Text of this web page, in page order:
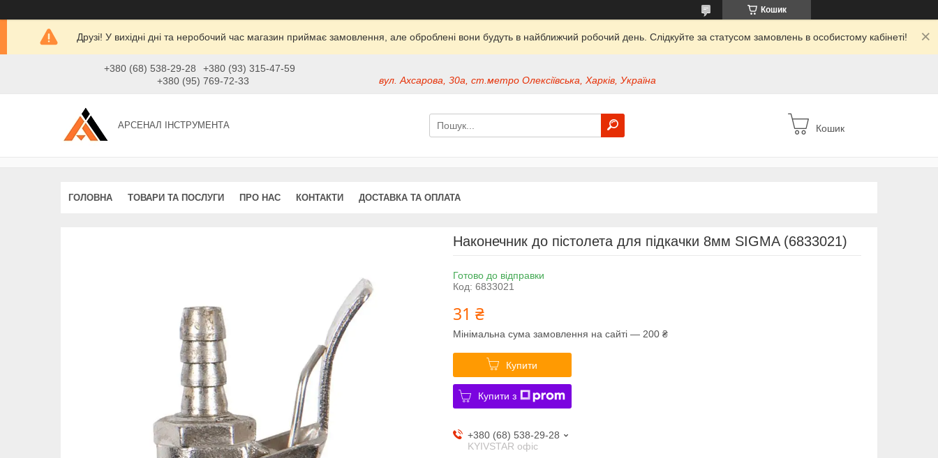
Кошик
Друзі! У вихідні дні та неробочий час магазин приймає замовлення, але оброблені вони будуть в найближчий робочий день. Слідкуйте за статусом замовлень в особистому кабінеті!
+380 (68) 538-29-28
+380 (93) 315-47-59
+380 (95) 769-72-33
вул. Ахсарова, 30а, ст.метро Олексіївська, Харків, Україна
АРСЕНАЛ ІНСТРУМЕНТА Кошик
ГОЛОВНА ТОВАРИ ТА ПОСЛУГИ ПРО НАС КОНТАКТИ ДОСТАВКА ТА ОПЛАТА
Наконечник до пістолета для підкачки 8мм SIGMA (6833021)
Готово до відправки
Код: 6833021
31 ₴
Мінімальна сума замовлення на сайті — 200 ₴
Купити
Купити з
+380 (68) 538-29-28
KYIVSTAR офіс